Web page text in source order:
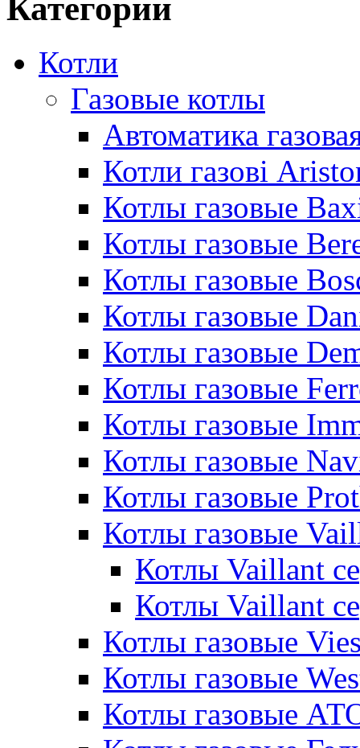
Категории
Котли
Газовые котлы
Автоматика
Котли газові
Котлы газовые
Котлы газовые
Котлы газовые
Котлы газовые
Котлы газовые
Котлы газовые
Котлы газовые
Котлы газовые
Котлы газовые
Котлы газовые
Котлы Vaillant
Котлы Vaillant
Котлы газовые
Котлы газовые
Котлы газовые